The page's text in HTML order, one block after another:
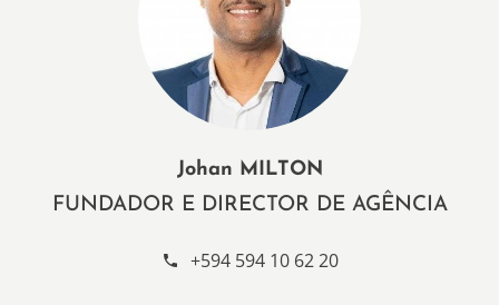
Johan MILTON
FUNDADOR E DIRECTOR DE AGÊNCIA
+594 594 10 62 20